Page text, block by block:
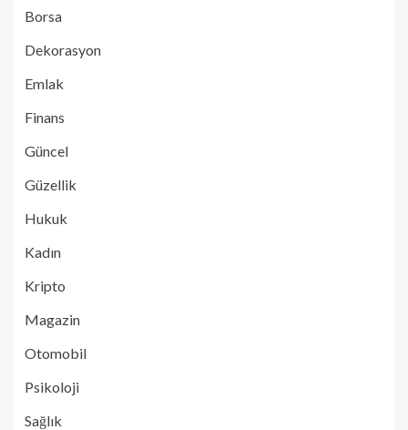
Borsa
Dekorasyon
Emlak
Finans
Güncel
Güzellik
Hukuk
Kadın
Kripto
Magazin
Otomobil
Psikoloji
Sağlık